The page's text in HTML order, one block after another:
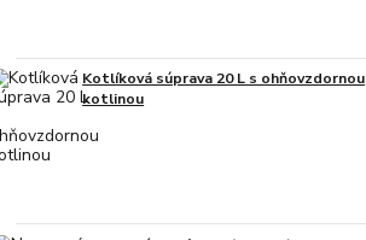
Kotlíková súprava 20 L s ohňovzdornou
kotlinou